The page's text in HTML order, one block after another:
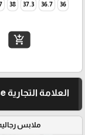
36
36.7
37.3
38
add_shopping_cart
العلامة التجارية Golf & Horse
ملابس